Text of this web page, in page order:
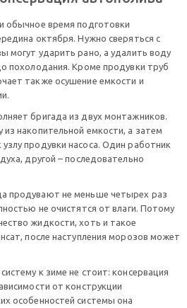
обычное время подготовки
октября. Нужно сверяться с
могут ударить рано, а удалить воду
похолодания. Кроме продувки труб
также осушение емкости и
бригада из двух монтажников.
накопительной емкости, а затем
продувки насоса. Один работник
другой – последовательно
продувают не меньше четырех раз
не очистятся от влаги. Потому
жидкости, хоть и такое
после наступления морозов может
к зиме не стоит: консервация
от конструкции
особенностей системы она